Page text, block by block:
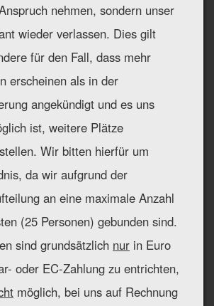
nehmen, sondern unser
wieder verlassen. Dies gilt
für den Fall, dass mehr
erscheinen als in der
angekündigt und es uns
ist, weitere Plätze
Wir bitten hierfür um
da wir aufgrund der
an eine maximale Anzahl
(25 Personen) gebunden sind.
sind grundsätzlich nur in Euro
oder EC-Zahlung zu entrichten,
möglich, bei uns auf Rechnung